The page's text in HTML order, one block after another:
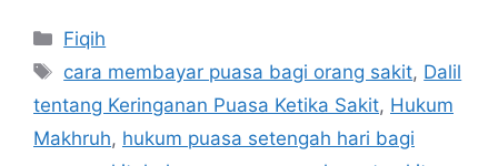
Categories
Fiqih
Tags
cara membayar puasa bagi orang sakit, Dalil
tentang Keringanan Puasa Ketika Sakit, Hukum
Makhruh, hukum puasa setengah hari bagi